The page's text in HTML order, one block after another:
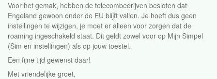
Voor het gemak, hebben de telecombedrijven besloten dat
Engeland gewoon onder de EU blijft vallen. Je hoeft dus geen
instellingen te wijzigen, je moet er alleen voor zorgen dat de
roaming ingeschakeld staat. Dit geldt zowel voor op Mijn Simpel
(Sim en instellingen) als op jouw toestel.
Een fijne tijd gewenst daar!
Met vriendelijke groet,